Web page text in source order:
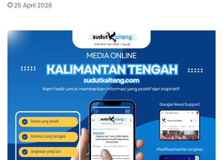
25 April 2026